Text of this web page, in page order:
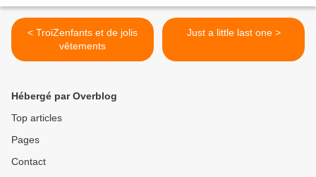
< TroiZenfants et de jolis
vêtements
Just a little last one >
Hébergé par Overblog
Top articles
Pages
Contact